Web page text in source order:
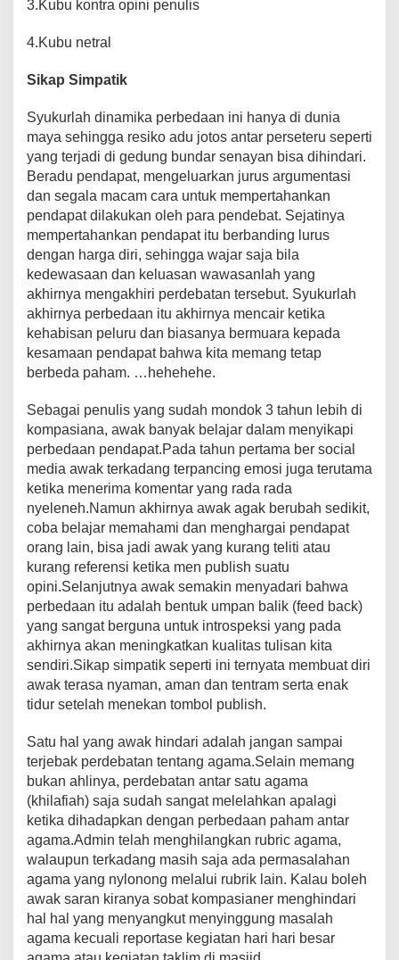
3.Kubu kontra opini penulis
4.Kubu netral
Sikap Simpatik
Syukurlah dinamika perbedaan ini hanya di dunia
maya sehingga resiko adu jotos antar perseteru seperti
yang terjadi di gedung bundar senayan bisa dihindari.
Beradu pendapat, mengeluarkan jurus argumentasi
dan segala macam cara untuk mempertahankan
pendapat dilakukan oleh para pendebat. Sejatinya
mempertahankan pendapat itu berbanding lurus
dengan harga diri, sehingga wajar saja bila
kedewasaan dan keluasan wawasanlah yang
akhirnya mengakhiri perdebatan tersebut. Syukurlah
akhirnya perbedaan itu akhirnya mencair ketika
kehabisan peluru dan biasanya bermuara kepada
kesamaan pendapat bahwa kita memang tetap
berbeda paham. …hehehehe.
Sebagai penulis yang sudah mondok 3 tahun lebih di
kompasiana, awak banyak belajar dalam menyikapi
perbedaan pendapat.Pada tahun pertama ber social
media awak terkadang terpancing emosi juga terutama
ketika menerima komentar yang rada rada
nyeleneh.Namun akhirnya awak agak berubah sedikit,
coba belajar memahami dan menghargai pendapat
orang lain, bisa jadi awak yang kurang teliti atau
kurang referensi ketika men publish suatu
opini.Selanjutnya awak semakin menyadari bahwa
perbedaan itu adalah bentuk umpan balik (feed back)
yang sangat berguna untuk introspeksi yang pada
akhirnya akan meningkatkan kualitas tulisan kita
sendiri.Sikap simpatik seperti ini ternyata membuat diri
awak terasa nyaman, aman dan tentram serta enak
tidur setelah menekan tombol publish.
Satu hal yang awak hindari adalah jangan sampai
terjebak perdebatan tentang agama.Selain memang
bukan ahlinya, perdebatan antar satu agama
(khilafiah) saja sudah sangat melelahkan apalagi
ketika dihadapkan dengan perbedaan paham antar
agama.Admin telah menghilangkan rubric agama,
walaupun terkadang masih saja ada permasalahan
agama yang nylonong melalui rubrik lain. Kalau boleh
awak saran kiranya sobat kompasianer menghindari
hal hal yang menyangkut menyinggung masalah
agama kecuali reportase kegiatan hari hari besar